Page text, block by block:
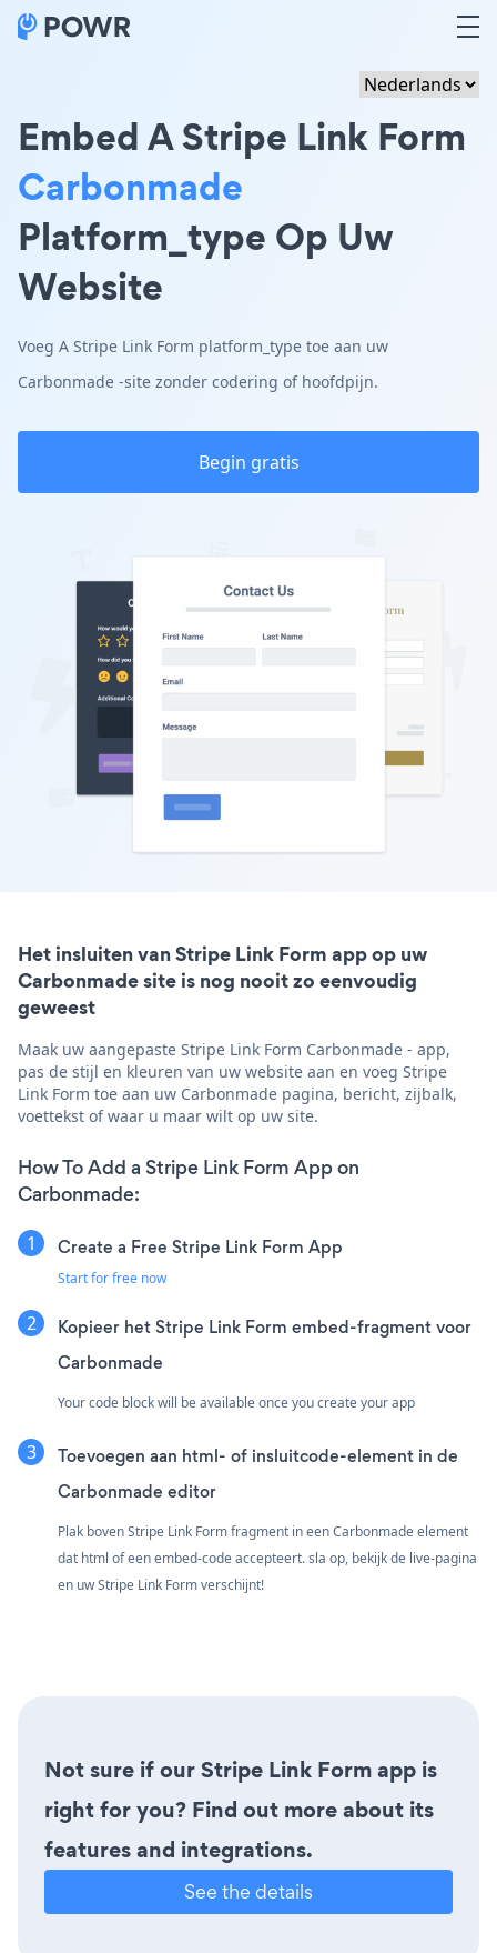
Embed A Stripe Link Form
Carbonmade
Platform_type Op Uw
Website
Voeg A Stripe Link Form platform_type toe aan uw
Carbonmade -site zonder codering of hoofdpijn.
Begin gratis
Het insluiten van Stripe Link Form app op uw
Carbonmade site is nog nooit zo eenvoudig
geweest
Maak uw aangepaste Stripe Link Form Carbonmade - app,
pas de stijl en kleuren van uw website aan en voeg Stripe
Link Form toe aan uw Carbonmade pagina, bericht, zijbalk,
voettekst of waar u maar wilt op uw site.
How To Add a Stripe Link Form App on
Carbonmade:
Create a Free Stripe Link Form App
Start for free now
Kopieer het Stripe Link Form embed-fragment voor
Carbonmade
Your code block will be available once you create your app
Toevoegen aan html- of insluitcode-element in de
Carbonmade editor
Plak boven Stripe Link Form fragment in een Carbonmade element
dat html of een embed-code accepteert. sla op, bekijk de live-pagina
en uw Stripe Link Form verschijnt!
Not sure if our Stripe Link Form app is
right for you? Find out more about its
features and integrations.
See the details